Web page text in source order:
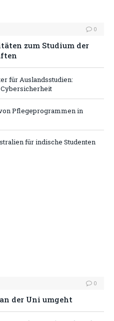
0
zum Studium der
für Auslandsstudien:
Pflegeprogrammen in
für indische Studenten
0
der Uni umgeht